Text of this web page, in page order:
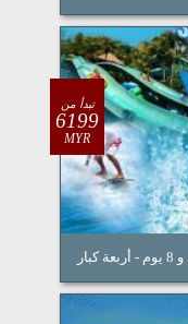
تبدأ من
6199
MYR